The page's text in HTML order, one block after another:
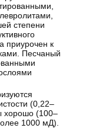
степени
приурочен к
Песчаный
(0,22–
хорошо (100–
1000 мД).